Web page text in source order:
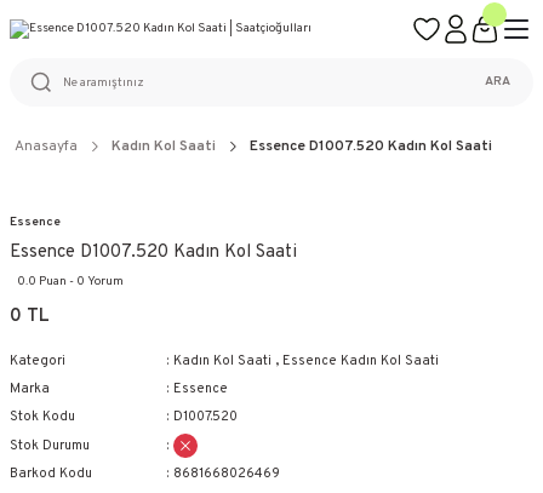
%100 ORİJİNAL ÜRÜN GARANTİSİ
ARA
Anasayfa Kadın Kol Saati Essence D1007.520 Kadın Kol Saati
Essence
Essence D1007.520 Kadın Kol Saati
0.0 Puan - 0 Yorum
0 TL
Kategori Kadın Kol Saati , Essence Kadın Kol Saati
Marka
Essence
Stok Kodu
D1007.520
Stok Durumu
Barkod Kodu
8681668026469